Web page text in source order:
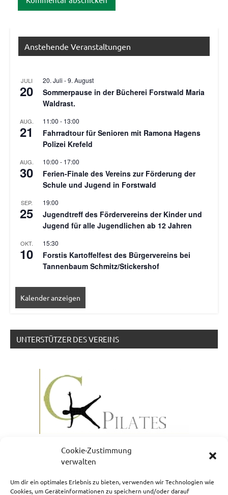
Cookie-Zustimmung
verwalten
Um dir ein optimales Erlebnis zu bieten, verwenden wir Technologien wie
Cookies, um Geräteinformationen zu speichern und/oder darauf
Anstehende Veranstaltungen
JULI
20
20. Juli -9. August
Sommerpause in der Bücherei Forstwald Maria
Waldrast.
AUG.
21
11:00 - 13:00
Fahrradtour für Senioren mit Ramona Hagens
Polizei Krefeld
AUG.
30
10:00 - 17:00
Ferien-Finale des Vereins zur Förderung der
Schule und Jugend in Forstwald
SEP.
25
19:00
Jugendtreff des Fördervereins der Kinder und
Jugend für alle Jugendlichen ab 12 Jahren
OKT.
10
15:30
Forstis Kartoffelfest des Bürgervereins bei
Tannenbaum Schmitz/Stickershof
Kalender anzeigen
UNTERSTÜTZER DES VEREINS